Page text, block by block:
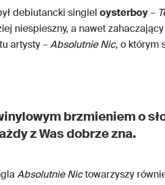
debiutancki singiel oysterboy–
niespieszny, a nawet
artysty –Absolutnie Nic,o którym
brzmieniem o
z Was dobrze zna.
Absolutnie Nictowarzyszy